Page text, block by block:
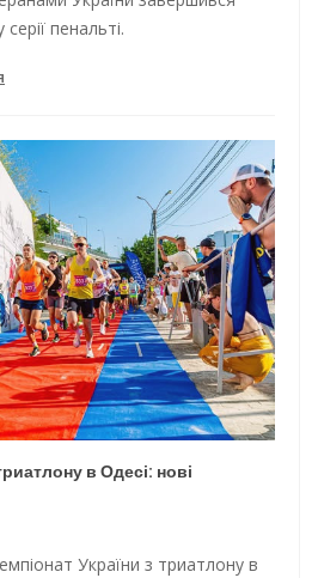
пенальті.
в Одесі: нові
України з триатлону в